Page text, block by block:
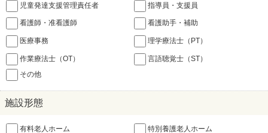
児童発達支援管理責任者 指導員・支援員
看護師・准看護師 看護助手・補助
医療事務 理学療法士（PT）
作業療法士（OT）
言語聴覚士（ST）
その他
施設形態
有料老人ホーム 特別養護老人ホーム